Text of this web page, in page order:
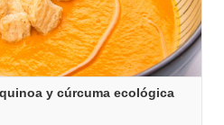
y cúrcuma ecológica